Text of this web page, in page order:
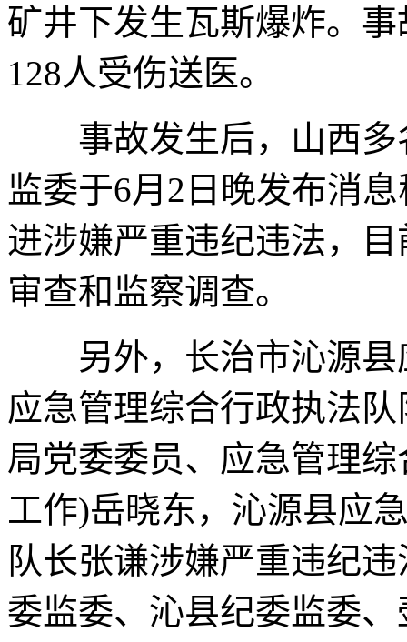
矿井下发生瓦斯爆炸。
128人受伤送医。
事故发生后，山西多
监委于6月2日晚发布消
进涉嫌严重违纪违法，
审查和监察调查。
另外，长治市沁源县
应急管理综合行政执法
局党委委员、应急管理
工作)岳晓东，沁源县应
队长张谦涉嫌严重违纪
委监委、沁县纪委监委